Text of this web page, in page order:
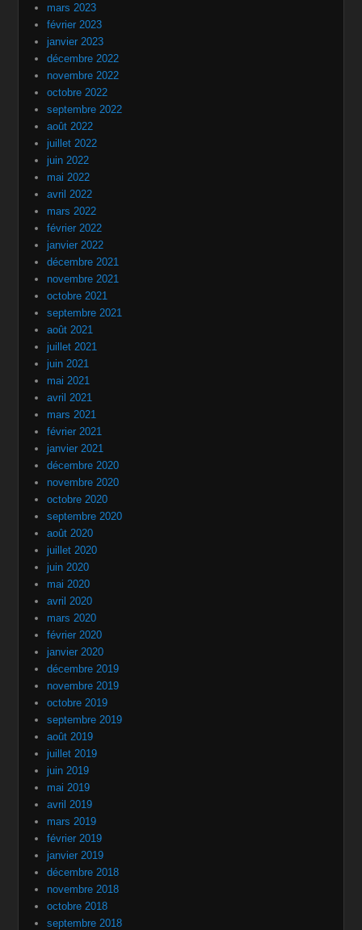
mars 2023
février 2023
janvier 2023
décembre 2022
novembre 2022
octobre 2022
septembre 2022
août 2022
juillet 2022
juin 2022
mai 2022
avril 2022
mars 2022
février 2022
janvier 2022
décembre 2021
novembre 2021
octobre 2021
septembre 2021
août 2021
juillet 2021
juin 2021
mai 2021
avril 2021
mars 2021
février 2021
janvier 2021
décembre 2020
novembre 2020
octobre 2020
septembre 2020
août 2020
juillet 2020
juin 2020
mai 2020
avril 2020
mars 2020
février 2020
janvier 2020
décembre 2019
novembre 2019
octobre 2019
septembre 2019
août 2019
juillet 2019
juin 2019
mai 2019
avril 2019
mars 2019
février 2019
janvier 2019
décembre 2018
novembre 2018
octobre 2018
septembre 2018